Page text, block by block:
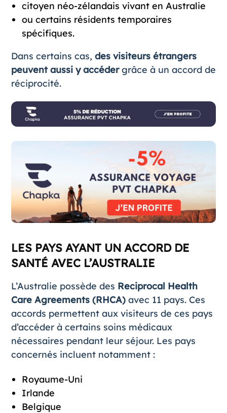
citoyen néo-zélandais vivant en Australie
ou certains résidents temporaires
spécifiques.
Dans certains cas, des visiteurs étrangers
peuvent aussi y accédergrâce à un accord de
réciprocité.
LES PAYS AYANT UN ACCORD DE
SANTÉ AVEC L’AUSTRALIE
L’Australie possède des Reciprocal Health
Care Agreements (RHCA)avec 11 pays. Ces
accords permettent aux visiteurs de ces pays
d’accéder à certains soins médicaux
nécessaires pendant leur séjour. Les pays
concernés incluent notamment :
Royaume-Uni
Irlande
Belgique